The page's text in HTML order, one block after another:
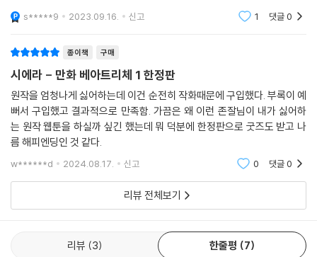
던 클로이는 어느날 나타난 왕에게 본인의 아버지라는 말을 듣고 왕궁에서
베아트리체란 이
s*****9 2023.09.16. 신고 1 댓글0
종이책 구매
시에라 - 만화 베아트리체 1 한정판
원작을 엄청나게 싫어하는데 이건 순전히 작화때문에 구입했다. 부록이 예
뻐서 구입했고 결과적으로 만족함. 가끔은 왜 이런 존잘님이 내가 싫어하
는 원작 웹툰을 하실까 싶긴 했는데 뭐 덕분에 한정판으로 굿즈도 받고 나
름 해피엔딩인 것 같다.
w******d 2024.08.17. 신고 0 댓글0
리뷰 전체보기
리뷰 3 한줄평 7